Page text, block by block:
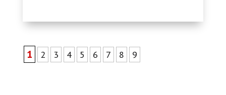
1 2 3 4 5 6 7 8 9